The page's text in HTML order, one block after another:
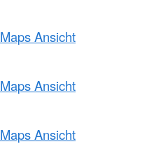
Ansicht
Ansicht
Ansicht